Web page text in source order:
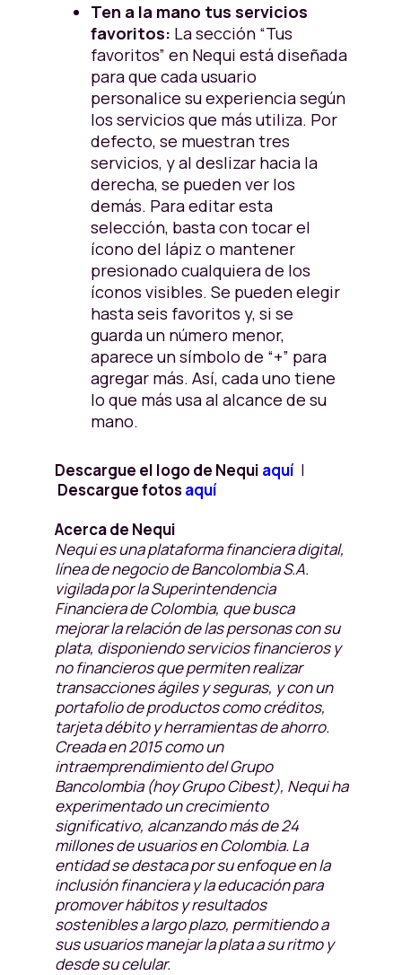
Ten a la mano tus servicios
favoritos: La sección “Tus
favoritos” en Nequi está diseñada
para que cada usuario
personalice su experiencia según
los servicios que más utiliza. Por
defecto, se muestran tres
servicios, y al deslizar hacia la
derecha, se pueden ver los
demás. Para editar esta
selección, basta con tocar el
ícono del lápiz o mantener
presionado cualquiera de los
íconos visibles. Se pueden elegir
hasta seis favoritos y, si se
guarda un número menor,
aparece un símbolo de “+” para
agregar más. Así, cada uno tiene
lo que más usa al alcance de su
mano.
Descargue el logo de Nequi aquí |
Descargue fotosaquí
Acerca de Nequi
Nequi es una plataforma financiera digital,
línea de negocio de Bancolombia S.A.
vigilada por la Superintendencia
Financiera de Colombia, que busca
mejorar la relación de las personas con su
plata, disponiendo servicios financieros y
no financieros que permiten realizar
transacciones ágiles y seguras, y con un
portafolio de productos como créditos,
tarjeta débito y herramientas de ahorro.
Creada en 2015 como un
intraemprendimiento del Grupo
Bancolombia (hoy Grupo Cibest), Nequi ha
experimentado un crecimiento
significativo, alcanzando más de 24
millones de usuarios en Colombia. La
entidad se destaca por su enfoque en la
inclusión financiera y la educación para
promover hábitos y resultados
sostenibles a largo plazo, permitiendo a
sus usuarios manejar la plata a su ritmo y
desde su celular.